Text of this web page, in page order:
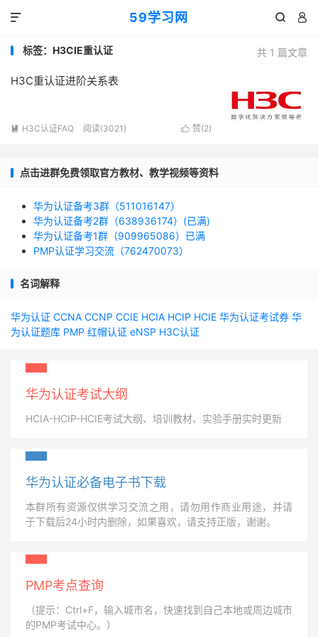
59学习网  

共 1 篇文章
标签：H3CIE重认证
H3C重认证进阶关系表
 赞(2)
 H3C认证FAQ 阅读(3021)
点击进群免费领取官方教材、教学视频等资料
华为认证备考3群（511016147）
华为认证备考2群（638936174）(已满)
华为认证备考1群（909965086）已满
PMP认证学习交流（762470073）
名词解释
华为认证 CCNA CCNP CCIE HCIA HCIP HCIE 华为认证考试券 华
为认证题库 PMP 红帽认证 eNSP H3C认证
华为认证考试大纲
HCIA-HCIP-HCIE考试大纲、培训教材、实验手册实时更新
华为认证必备电子书下载
本群所有资源仅供学习交流之用，请勿用作商业用途，并请
于下载后24小时内删除，如果喜欢，请支持正版，谢谢。
PMP考点查询
（提示：Ctrl+F，输入城市名，快速找到自己本地或周边城市
的PMP考试中心。）